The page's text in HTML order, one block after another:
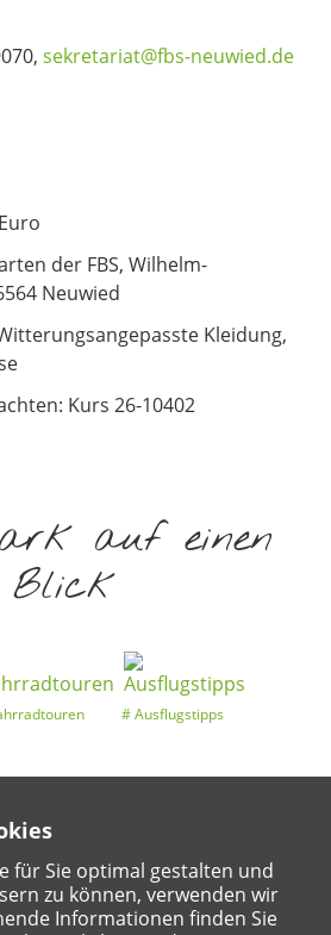
für Sie optimal gestalten und
zu können, verwenden wir
Informationen finden Sie
sekretariat@fbs-neuwied.de
der FBS, Wilhelm-
Neuwied
Kleidung,
Kurs 26-10402
auf einen
Blick
Ausflugstipps
Ansichten